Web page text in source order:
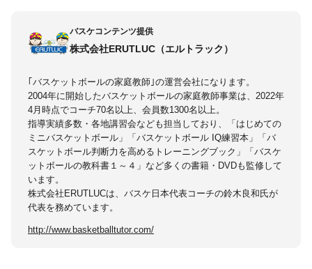
バスケコンテンツ提供
株式会社ERUTLUC（エルトラック）
｢バスケットボールの家庭教師｣の運営会社になります。
2004年に開始したバスケットボールの家庭教師事業は、2022年
4月時点でコーチ70名以上、会員数1300名以上。
指導実績多数・各地講習会なども担当しており、「はじめての
ミニバスケットボール」「バスケットボール IQ練習本」「バ
スケットボール判断力を高めるトレーニングブック」「バスケ
ットボールの教科書１～４」など多くの書籍・DVDも監修して
います。
株式会社ERUTLUCは、バスケ日本代表コーチの鈴木良和氏が
代表を務めています。
http://www.basketballtutor.com/